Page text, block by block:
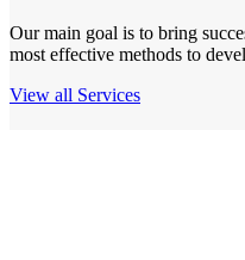
Our main goal is to bring
most effective methods to
View all Services